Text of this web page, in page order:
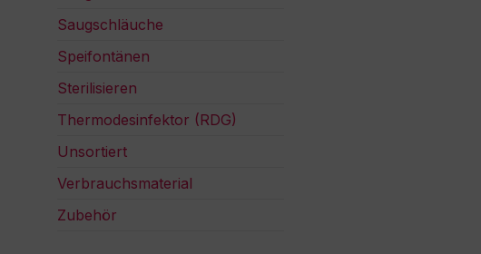
Saugschläuche
Speifontänen
Sterilisieren
Thermodesinfektor (RDG)
Unsortiert
Verbrauchsmaterial
Zubehör